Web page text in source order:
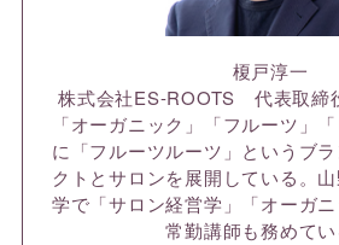
榎戸淳一
株式会社ES-ROOTS 代表取締
「オーガニック」「フルーツ」
に「フルーツルーツ」というブ
クトとサロンを展開している。
学で「サロン経営学」「オーガ
常勤講師も務めてい